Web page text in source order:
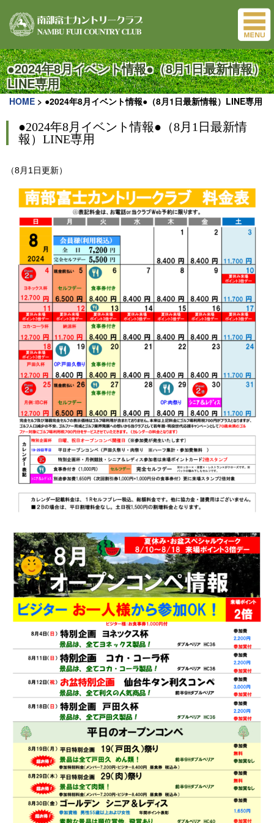
●2024年8月イベント情報●（8月1日最新情報）
LINE専用
HOME > ●2024年8月イベント情報●（8月1日最新情報）LINE専用
●2024年8月イベント情報●（8月1日最新情
報）LINE専用
（8月1日更新）